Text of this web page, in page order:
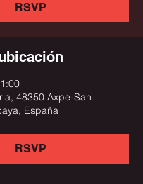
RSVP
48350 Axpe-San
España
RSVP